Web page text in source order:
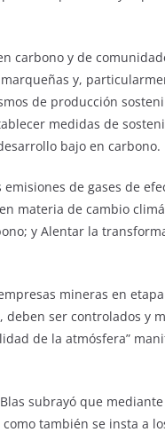
carbono y de
y,
de producción
medidas de
bajo en carbono.
de gases de
materia de cambio
y Alentar la
mineras en
ser controlados y
de la atmósfera”
subrayó que mediante
también se insta a